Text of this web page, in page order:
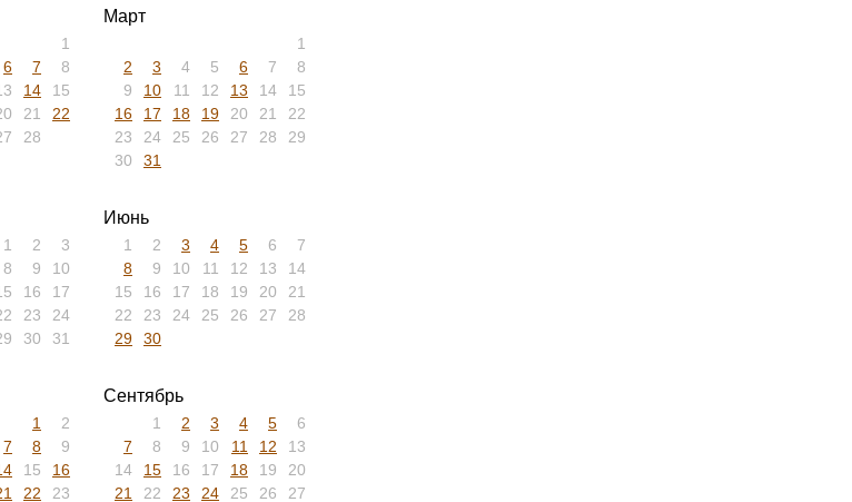
1
6 7
8
14
15
21
22
28
Март
1
2
3 4 5 6 7
8
9
10 11 12 13 14
15
16
17 18 19 20 21
22
23
24 25 26 27 28
29
30
31
1 2
3
8 9
10
16
17
23
24
30 31
Июнь
1 2 3 4 5 6
7
8
9 10 11 12 13
14
15
16 17 18 19 20
21
22
23 24 25 26 27
28
29
30
1
2
7 8
9
15
16
22
23
Сентябрь
1 2 3 4 5
6
7
8 9 10 11 12
13
14
15 16 17 18 19
20
21
22 23 24 25 26
27